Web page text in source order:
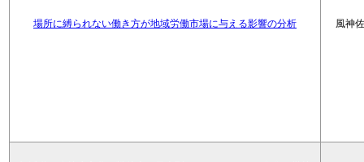
場所に縛られない働き方が地域労働市場に与える影響の分析 風神